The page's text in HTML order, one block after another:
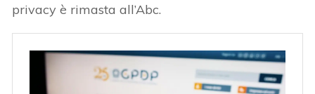
privacy è rimasta all’Abc.